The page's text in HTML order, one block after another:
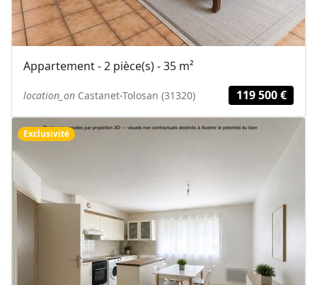
Appartement - 2 pièce(s) - 35 m²
location_on Castanet-Tolosan (31320) 119 500 €
Exclusivité